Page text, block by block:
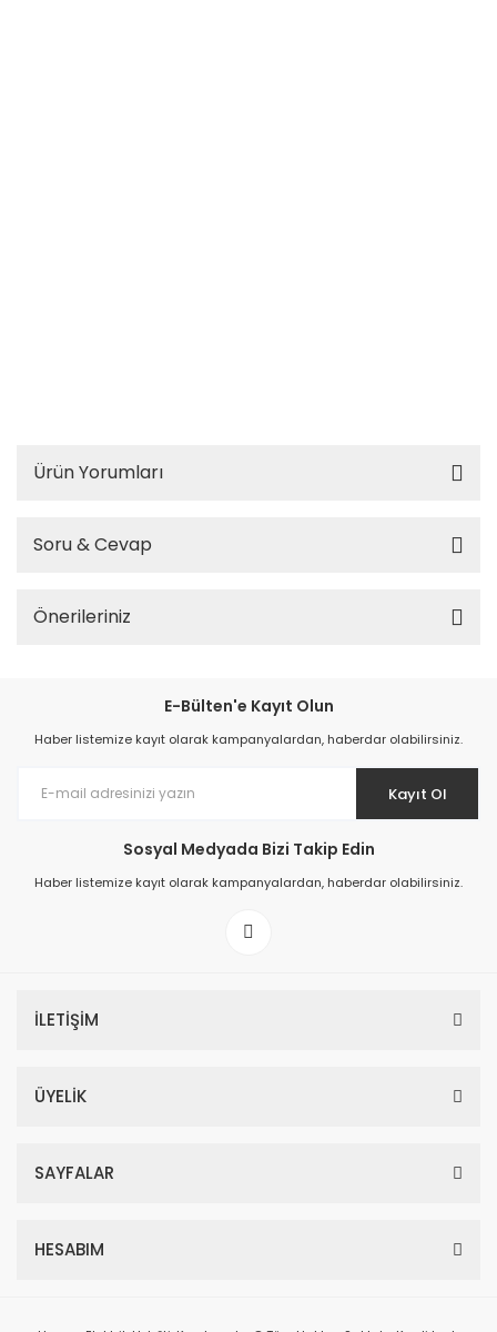
Ürün Yorumları
Soru & Cevap
Önerileriniz
E-Bülten'e Kayıt Olun
Haber listemize kayıt olarak kampanyalardan, haberdar olabilirsiniz.
Kayıt Ol
Sosyal Medyada Bizi Takip Edin
Haber listemize kayıt olarak kampanyalardan, haberdar olabilirsiniz.
İLETİŞİM
ÜYELİK
SAYFALAR
HESABIM